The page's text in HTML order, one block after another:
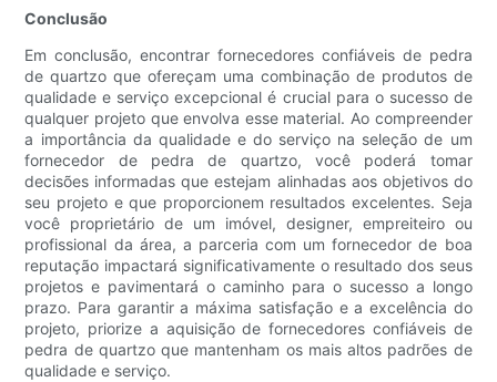
Conclusão
Em conclusão, encontrar fornecedores confiáveis ​​de pedra
de quartzo que ofereçam uma combinação de produtos de
qualidade e serviço excepcional é crucial para o sucesso de
qualquer projeto que envolva esse material. Ao compreender
a importância da qualidade e do serviço na seleção de um
fornecedor de pedra de quartzo, você poderá tomar
decisões informadas que estejam alinhadas aos objetivos do
seu projeto e que proporcionem resultados excelentes. Seja
você proprietário de um imóvel, designer, empreiteiro ou
profissional da área, a parceria com um fornecedor de boa
reputação impactará significativamente o resultado dos seus
projetos e pavimentará o caminho para o sucesso a longo
prazo. Para garantir a máxima satisfação e a excelência do
projeto, priorize a aquisição de fornecedores confiáveis ​​de
pedra de quartzo que mantenham os mais altos padrões de
qualidade e serviço.